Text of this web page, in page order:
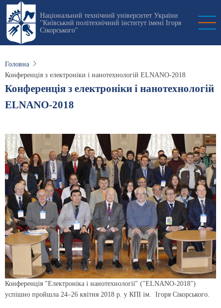
Перейти
основного
вмісту
Національний технічний університет України
"Київський політехнічний інститут імені Ігоря
Сікорського"
Головна
Конференція з електроніки і нанотехнологій ELNANO-2018
Конференція з електроніки і нанотехнологій
ELNANO-2018
Конференція "Електроніка і нанотехнології" ("ELNANO-2018")
успішно пройшла 24–26 квітня 2018 р. у КПІ ім. Ігоря Сікорського.